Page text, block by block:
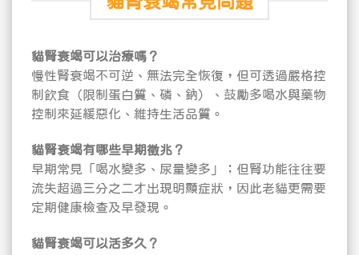
貓腎衰竭可以治療嗎？
慢性腎衰竭不可逆、無法完全恢復，但可透過嚴格控
制飲食（限制蛋白質、磷、鈉）、鼓勵多喝水與藥物
控制來延緩惡化、維持生活品質。
貓腎衰竭有哪些早期徵兆？
早期常見「喝水變多、尿量變多」；但腎功能往往要
流失超過三分之二才出現明顯症狀，因此老貓更需要
定期健康檢查及早發現。
貓腎衰竭可以活多久？